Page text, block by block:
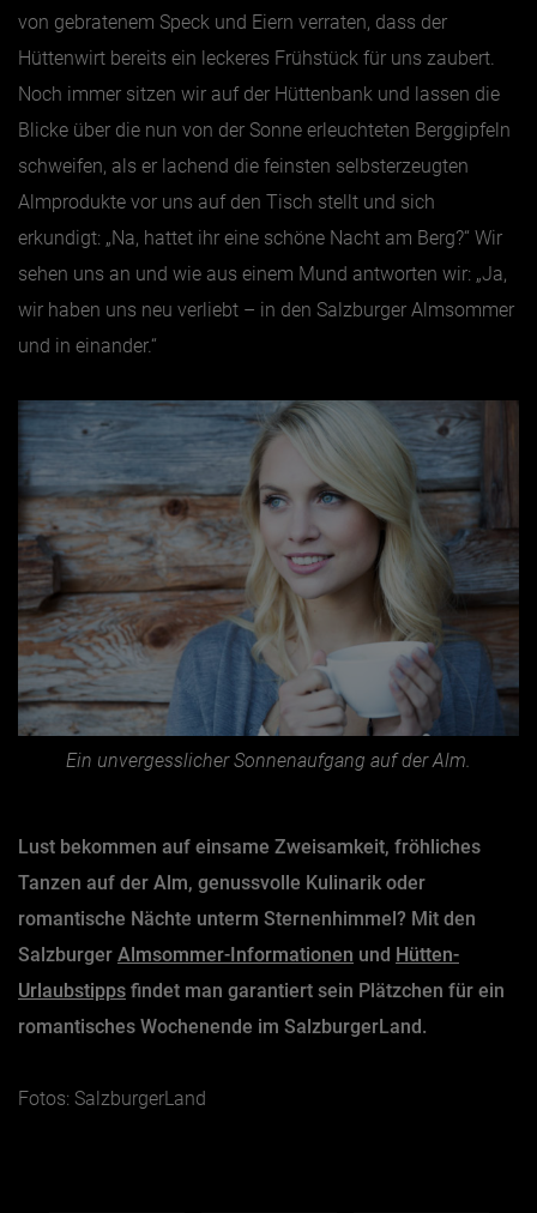
von gebratenem Speck und Eiern verraten, dass der
Hüttenwirt bereits ein leckeres Frühstück für uns zaubert.
Noch immer sitzen wir auf der Hüttenbank und lassen die
Blicke über die nun von der Sonne erleuchteten Berggipfeln
schweifen, als er lachend die feinsten selbsterzeugten
Almprodukte vor uns auf den Tisch stellt und sich
erkundigt: „Na, hattet ihr eine schöne Nacht am Berg?“ Wir
sehen uns an und wie aus einem Mund antworten wir: „Ja,
wir haben uns neu verliebt – in den Salzburger Almsommer
und in einander.“
Ein unvergesslicher Sonnenaufgang auf der Alm.
Lust bekommen auf einsame Zweisamkeit, fröhliches
Tanzen auf der Alm, genussvolle Kulinarik oder
romantische Nächte unterm Sternenhimmel? Mit den
Salzburger Almsommer-Informationen und Hütten-
Urlaubstipps findet man garantiert sein Plätzchen für ein
romantisches Wochenende im SalzburgerLand.
Fotos: SalzburgerLand